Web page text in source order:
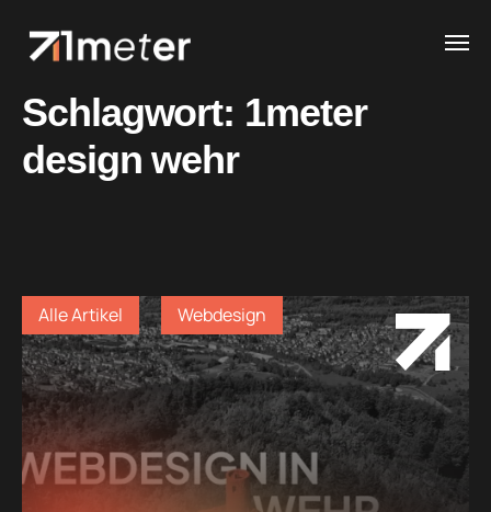
Schlagwort: 1meter
design wehr
Alle Artikel Webdesign